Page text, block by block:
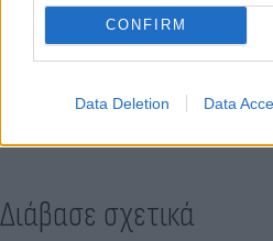
CONFIRM
Data Deletion Data
Κάνε κλικ και δες
Flash.grστην
Διάβασε σχετικά